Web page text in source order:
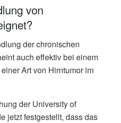
von
der chronischen
auch effektiv bei einem
Art von Hirntumor im
der University of
jetzt festgestellt, dass das